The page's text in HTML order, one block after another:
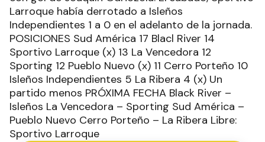
Larroque había derrotado a Isleños
Independientes 1 a 0 en el adelanto de la jornada.
POSICIONES Sud América 17 Blacl River 14
Sportivo Larroque (x) 13 La Vencedora 12
Sporting 12 Pueblo Nuevo (x) 11 Cerro Porteño 10
Isleños Independientes 5 La Ribera 4 (x) Un
partido menos PRÓXIMA FECHA Black River –
Isleños La Vencedora – Sporting Sud América –
Pueblo Nuevo Cerro Porteño – La Ribera Libre:
Sportivo Larroque